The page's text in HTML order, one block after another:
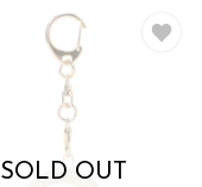
SOLD OUT